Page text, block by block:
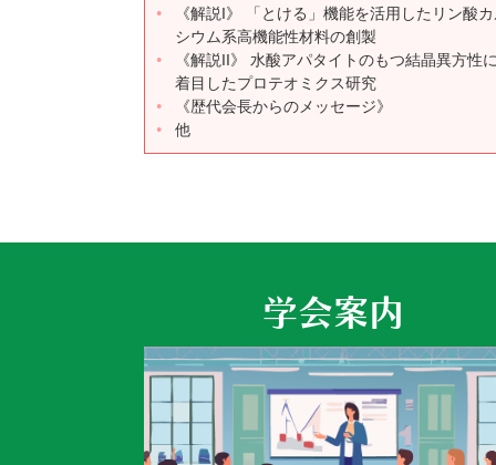
《解説I》 「とける」機能を活用したリン酸
シウム系高機能性材料の創製
《解説II》 水酸アパタイトのもつ結晶異方性
着目したプロテオミクス研究
《歴代会長からのメッセージ》
他
学会案内